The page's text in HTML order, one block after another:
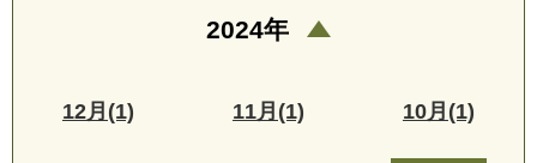
2024年
12月(1) 11月(1) 10月(1)